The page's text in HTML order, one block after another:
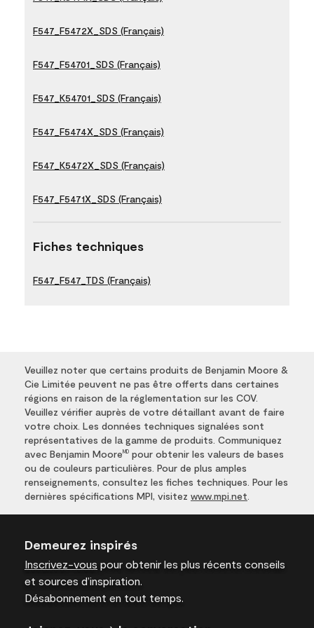
F547_F5472X_SDS (Français)
F547_F54701_SDS (Français)
F547_K54701_SDS (Français)
F547_F5474X_SDS (Français)
F547_K5472X_SDS (Français)
F547_F5471X_SDS (Français)
Fiches techniques
F547_F547_TDS (Français)
Veuillez noter que certains produits de Benjamin Moore &
Cie Limitée peuvent ne pas être offerts dans certaines
régions en raison de la réglementation sur les COV.
Veuillez vérifier auprès de votre détaillant avant de faire
votre choix. Les données techniques signalées sont
représentatives de la gamme de produits. Communiquez
avec Benjamin Moore MD pour obtenir les valeurs de bases
ou de couleurs particulières. Pour de plus amples
renseignements, consultez les fiches techniques. Pour les
dernières spécifications MPI, visitez www.mpi.net
Demeurez inspirés
Inscrivez-vous pour obtenir les plus récents conseils
et sources d’inspiration.
Désabonnement en tout temps.